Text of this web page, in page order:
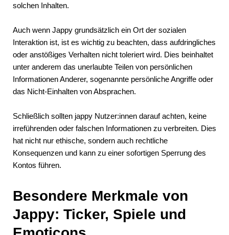
solchen Inhalten.
Auch wenn Jappy grundsätzlich ein Ort der sozialen
Interaktion ist, ist es wichtig zu beachten, dass aufdringliches
oder anstößiges Verhalten nicht toleriert wird. Dies beinhaltet
unter anderem das unerlaubte Teilen von persönlichen
Informationen Anderer, sogenannte persönliche Angriffe oder
das Nicht-Einhalten von Absprachen.
Schließlich sollten jappy Nutzer:innen darauf achten, keine
irreführenden oder falschen Informationen zu verbreiten. Dies
hat nicht nur ethische, sondern auch rechtliche
Konsequenzen und kann zu einer sofortigen Sperrung des
Kontos führen.
Besondere Merkmale von
Jappy: Ticker, Spiele und